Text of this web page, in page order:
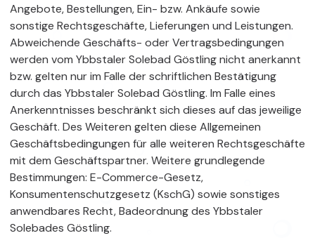
Angebote, Bestellungen, Ein- bzw. Ankäufe sowie
sonstige Rechtsgeschäfte, Lieferungen und Leistungen.
Abweichende Geschäfts- oder Vertragsbedingungen
werden vom Ybbstaler Solebad Göstling nicht anerkannt
bzw. gelten nur im Falle der schriftlichen Bestätigung
durch das Ybbstaler Solebad Göstling. Im Falle eines
Anerkenntnisses beschränkt sich dieses auf das jeweilige
Geschäft. Des Weiteren gelten diese Allgemeinen
Geschäftsbedingungen für alle weiteren Rechtsgeschäfte
mit dem Geschäftspartner. Weitere grundlegende
Bestimmungen: E-Commerce-Gesetz,
Konsumentenschutzgesetz (KschG) sowie sonstiges
anwendbares Recht, Badeordnung des Ybbstaler
Solebades Göstling.